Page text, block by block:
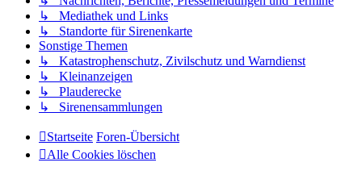
↳ Mediathek und Links
↳ Standorte für Sirenenkarte
Sonstige Themen
↳ Katastrophenschutz, Zivilschutz und Warndienst
↳ Kleinanzeigen
↳ Plauderecke
↳ Sirenensammlungen
Startseite Foren-Übersicht
Alle Cookies löschen